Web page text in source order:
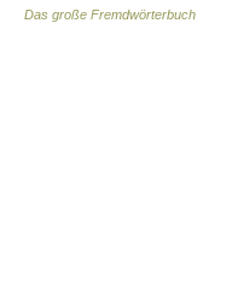
Das große Fremdwörterbuch